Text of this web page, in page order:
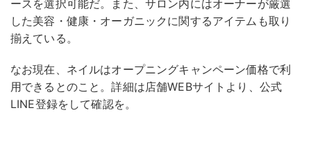
ースを選択可能だ。また、サロン内にはオーナーが厳選
した美容・健康・オーガニックに関するアイテムも取り
揃えている。
なお現在、ネイルはオープニングキャンペーン価格で利
用できるとのこと。詳細は店舗WEBサイトより、公式
LINE登録をして確認を。